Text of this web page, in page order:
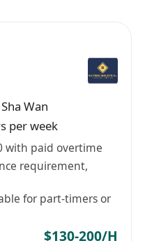
差異或損壞貨品。
效率。
工作環境安全整潔，
車）是否正常運作，
倉庫管理系統）或手
Wan
per week
with paid overtime
requirement,
for part-timers or
$130-200/H